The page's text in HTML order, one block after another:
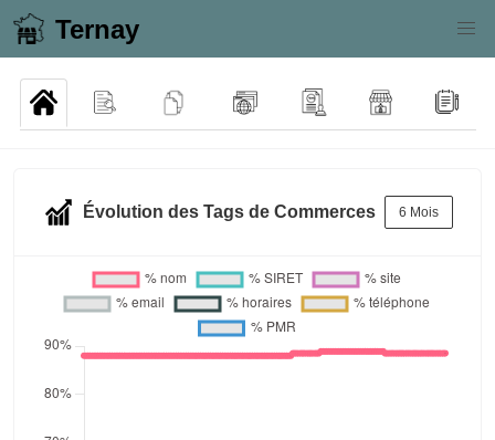
Ternay
Évolution des Tags de Commerces 6 Mois